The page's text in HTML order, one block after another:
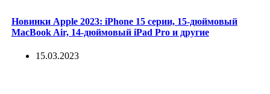
Новинки Apple 2023: iPhone 15 серии, 15-дюймовый
MacBook Air, 14-дюймовый iPad Pro и другие
15.03.2023